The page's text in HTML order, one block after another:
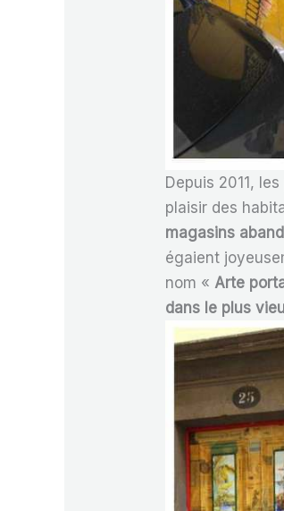
Depuis 2011,
plaisir des
magasins
égaient
nom «Arte
dans le plus